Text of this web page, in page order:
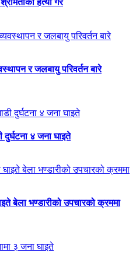
हत्या गरे
र जलबायु परिवर्तन बारे
४ जना घाइते
बेला भण्डारीको उपचारको क्रममा